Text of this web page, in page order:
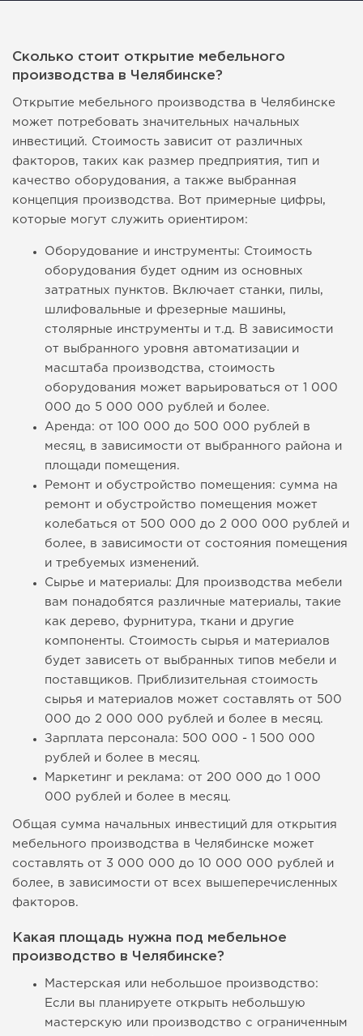
Сколько стоит открытие мебельного
производства в Челябинске?
Открытие мебельного производства в Челябинске
может потребовать значительных начальных
инвестиций. Стоимость зависит от различных
факторов, таких как размер предприятия, тип и
качество оборудования, а также выбранная
концепция производства. Вот примерные цифры,
которые могут служить ориентиром:
Оборудование и инструменты: Стоимость
оборудования будет одним из основных
затратных пунктов. Включает станки, пилы,
шлифовальные и фрезерные машины,
столярные инструменты и т.д. В зависимости
от выбранного уровня автоматизации и
масштаба производства, стоимость
оборудования может варьироваться от 1 000
000 до 5 000 000 рублей и более.
Аренда: от 100 000 до 500 000 рублей в
месяц, в зависимости от выбранного района и
площади помещения.
Ремонт и обустройство помещения: сумма на
ремонт и обустройство помещения может
колебаться от 500 000 до 2 000 000 рублей и
более, в зависимости от состояния помещения
и требуемых изменений.
Сырье и материалы: Для производства мебели
вам понадобятся различные материалы, такие
как дерево, фурнитура, ткани и другие
компоненты. Стоимость сырья и материалов
будет зависеть от выбранных типов мебели и
поставщиков. Приблизительная стоимость
сырья и материалов может составлять от 500
000 до 2 000 000 рублей и более в месяц.
Зарплата персонала: 500 000 - 1 500 000
рублей и более в месяц.
Маркетинг и реклама: от 200 000 до 1 000
000 рублей и более в месяц.
Общая сумма начальных инвестиций для открытия
мебельного производства в Челябинске может
составлять от 3 000 000 до 10 000 000 рублей и
более, в зависимости от всех вышеперечисленных
факторов.
Какая площадь нужна под мебельное
производство в Челябинске?
Мастерская или небольшое производство:
Если вы планируете открыть небольшую
мастерскую или производство с ограниченным